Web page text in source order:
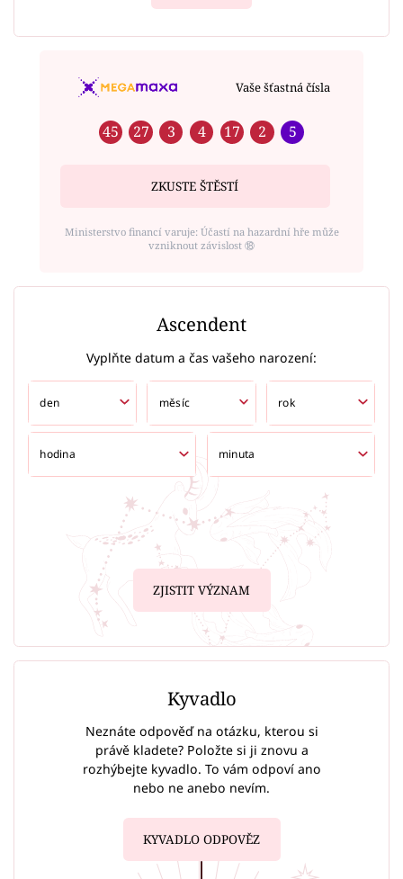
Vaše šťastná čísla
45 27 3 4 17 2 5
ZKUSTE ŠTĚSTÍ
Ministerstvo financí varuje: Účastí na hazardní hře může
vzniknout závislost ⑱
Ascendent
Vyplňte datum a čas vašeho narození:
ZJISTIT VÝZNAM
Kyvadlo
Neznáte odpověď na otázku, kterou si
právě kladete? Položte si ji znovu a
rozhýbejte kyvadlo. To vám odpoví ano
nebo ne anebo nevím.
KYVADLO ODPOVĚZ